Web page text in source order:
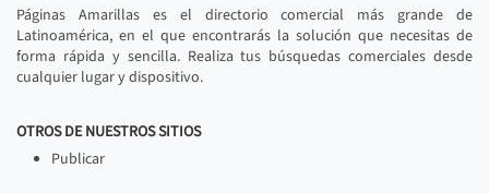
Páginas Amarillas es el directorio comercial más grande de
Latinoamérica, en el que encontrarás la solución que necesitas de
forma rápida y sencilla. Realiza tus búsquedas comerciales desde
cualquier lugar y dispositivo.
OTROS DE NUESTROS SITIOS
Publicar